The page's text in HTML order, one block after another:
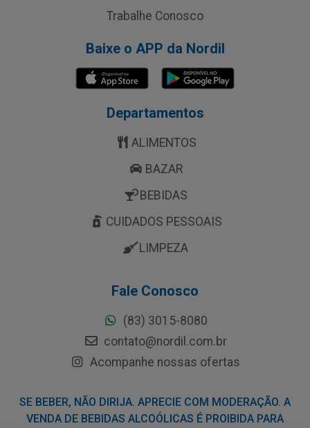
Trabalhe Conosco
Baixe o APP da Nordil
Departamentos
ALIMENTOS
BAZAR
BEBIDAS
CUIDADOS PESSOAIS
LIMPEZA
Fale Conosco
(83) 3015-8080
contato@nordil.com.br
Acompanhe nossas ofertas
SE BEBER, NÃO DIRIJA. APRECIE COM MODERAÇÃO. A
VENDA DE BEBIDAS ALCOÓLICAS É PROIBIDA PARA